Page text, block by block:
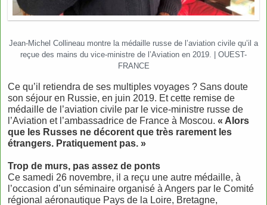
Jean-Michel Collineau montre la médaille russe de l’aviation civile qu’il a
reçue des mains du vice-ministre de l’Aviation en 2019. | OUEST-
FRANCE
Ce qu’il retiendra de ses multiples voyages ? Sans doute
son séjour en Russie, en juin 2019. Et cette remise de
médaille de l’aviation civile par le vice-ministre russe de
l’Aviation et l’ambassadrice de France à Moscou. « Alors
que les Russes ne décorent que très rarement les
étrangers. Pratiquement pas. »
Trop de murs, pas assez de ponts
Ce samedi 26 novembre, il a reçu une autre médaille, à
l’occasion d’un séminaire organisé à Angers par le Comité
régional aéronautique Pays de la Loire, Bretagne,